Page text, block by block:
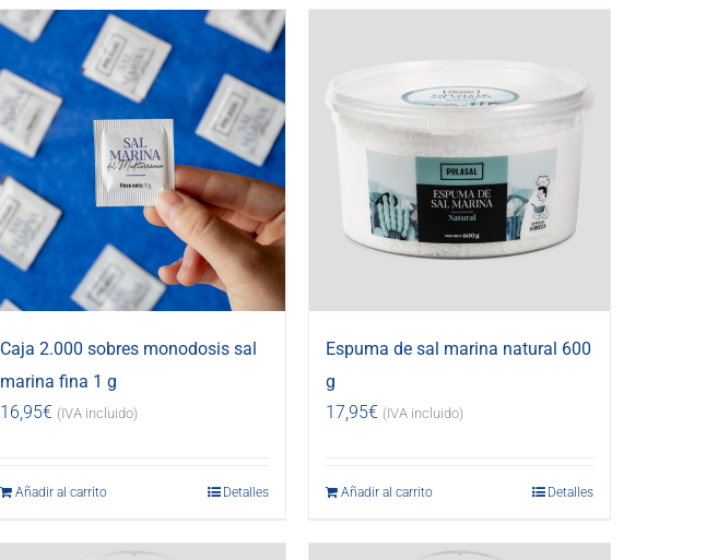
Caja 2.000 sobres monodosis sal
marina fina 1 g
16,95€ (IVA incluido)
Añadir al carrito Detalles
Espuma de sal marina natural 600
g
17,95€ (IVA incluido)
Añadir al carrito Detalles